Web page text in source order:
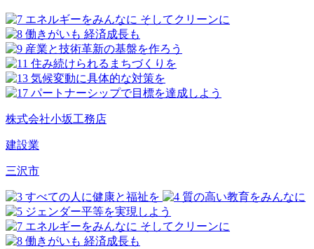
株式会社小坂工務店
建設業
三沢市